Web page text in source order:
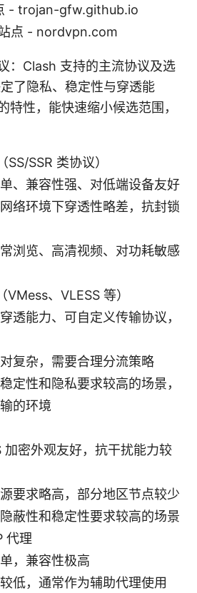
- trojan-gfw.github.io
点 - nordvpn.com
：Clash 支持的主流协议及选
了隐私、稳定性与穿透能
特性，能快速缩小候选范围，
SSR 类协议）
、兼容性强、对低端设备友好
络环境下穿透性略差，抗封锁
浏览、高清视频、对功耗敏感
、VLESS 等）
透能力、可自定义传输协议，
复杂，需要合理分流策略
定性和隐私要求较高的场景，
的环境
加密外观友好，抗干扰能力较
要求略高，部分地区节点较少
蔽性和稳定性要求较高的场景
代理
，兼容性极高
低，通常作为辅助代理使用